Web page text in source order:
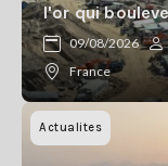
l'or qui
09/08/2026
France
Actualites